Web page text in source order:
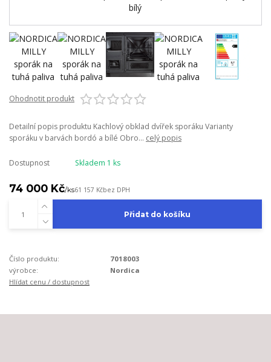
Ohodnotit produkt
Detailní popis produktu Kachlový obklad dvířek sporáku Varianty
sporáku v barvách bordó a bílé Obro... celý popis
Dostupnost Skladem 1 ks
74 000 Kč/ks61 157 Kčbez DPH
Přidat do košíku
Číslo produktu:
7018003
výrobce:
Nordica
Hlídat cenu / dostupnost